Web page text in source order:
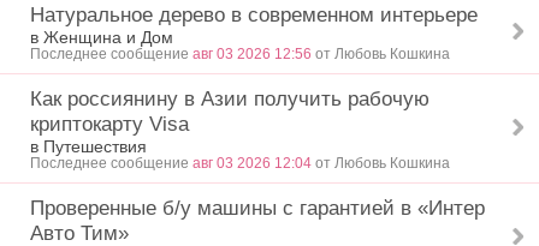
Натуральное дерево в современном интерьере
в Женщина и Дом
Последнее сообщение авг 03 2026 12:56 от Любовь Кошкина
Как россиянину в Азии получить рабочую
криптокарту Visa
в Путешествия
Последнее сообщение авг 03 2026 12:04 от Любовь Кошкина
Проверенные б/у машины с гарантией в «Интер
Авто Тим»